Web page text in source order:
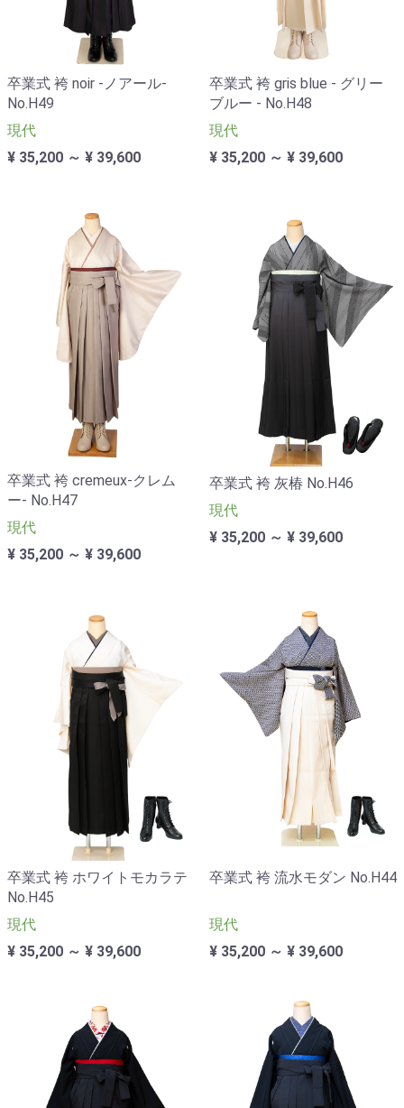
卒業式 袴 noir -ノアール-
No.H49
現代
¥ 35,200 ～ ¥ 39,600
卒業式 袴 gris blue - グリー
ブルー - No.H48
現代
¥ 35,200 ～ ¥ 39,600
卒業式 袴 cremeux-クレム
ー- No.H47
現代
¥ 35,200 ～ ¥ 39,600
卒業式 袴 灰椿 No.H46
現代
¥ 35,200 ～ ¥ 39,600
卒業式 袴 ホワイトモカラテ
No.H45
現代
¥ 35,200 ～ ¥ 39,600
卒業式 袴 流水モダン No.H44
現代
¥ 35,200 ～ ¥ 39,600